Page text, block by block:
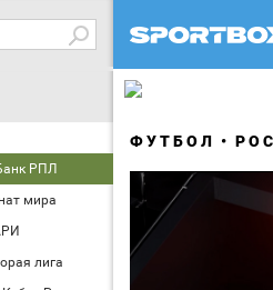
РПЛ
мира
лига
ФУТБОЛ